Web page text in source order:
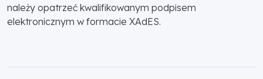
należy opatrzeć kwalifikowanym podpisem
elektronicznym w formacie XAdES.